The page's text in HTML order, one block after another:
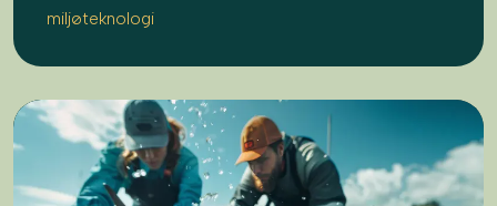
miljøteknologi